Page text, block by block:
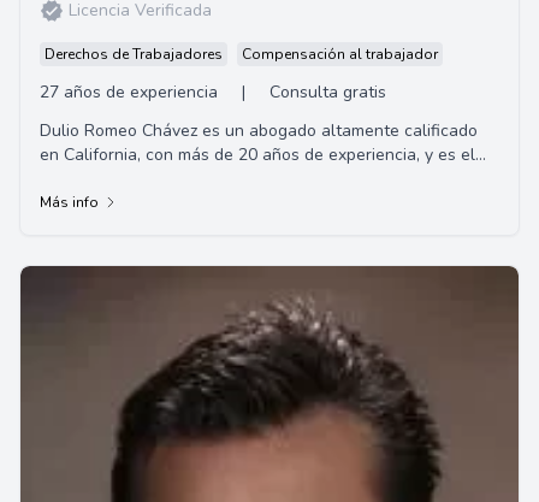
Licencia Verificada
Derechos de Trabajadores Compensación al trabajador
27 años de experiencia |
Consulta gratis
Dulio Romeo Chávez es un abogado altamente calificado
en California, con más de 20 años de experiencia, y es el
Más info